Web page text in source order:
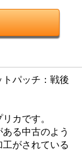
トパッチ：戦後
カです。
る中古のよう
がされている